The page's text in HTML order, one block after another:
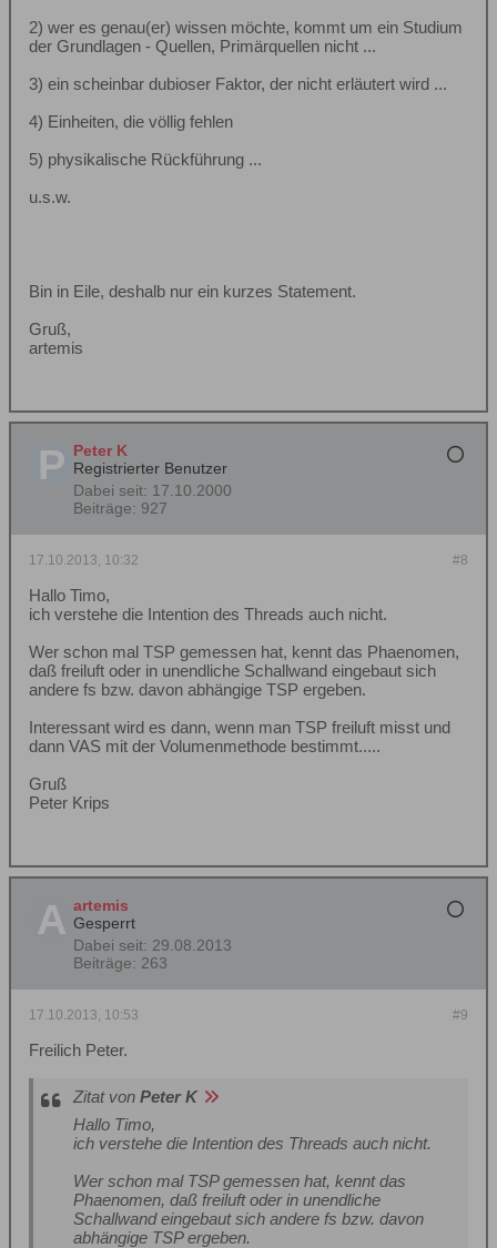
2) wer es genau(er) wissen möchte, kommt um ein Studium
der Grundlagen - Quellen, Primärquellen nicht ...
3) ein scheinbar dubioser Faktor, der nicht erläutert wird ...
4) Einheiten, die völlig fehlen
5) physikalische Rückführung ...
u.s.w.
Bin in Eile, deshalb nur ein kurzes Statement.
Gruß,
artemis
Peter K
Registrierter Benutzer
Dabei seit: 17.10.2000
Beiträge: 927
#8
17.10.2013, 10:32
Hallo Timo,
ich verstehe die Intention des Threads auch nicht.
Wer schon mal TSP gemessen hat, kennt das Phaenomen,
daß freiluft oder in unendliche Schallwand eingebaut sich
andere fs bzw. davon abhängige TSP ergeben.
Interessant wird es dann, wenn man TSP freiluft misst und
dann VAS mit der Volumenmethode bestimmt.....
Gruß
Peter Krips
artemis
Gesperrt
Dabei seit: 29.08.2013
Beiträge: 263
#9
17.10.2013, 10:53
Freilich Peter.
Zitat von Peter K
Hallo Timo,
ich verstehe die Intention des Threads auch nicht.
Wer schon mal TSP gemessen hat, kennt das
Phaenomen, daß freiluft oder in unendliche
Schallwand eingebaut sich andere fs bzw. davon
abhängige TSP ergeben.